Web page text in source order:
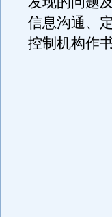
信息沟通、
控制机构作